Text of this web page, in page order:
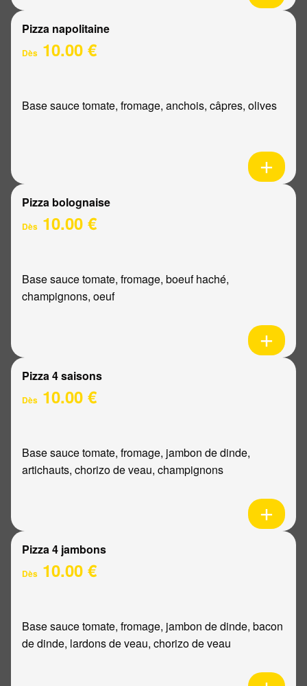
Pizza napolitaine
Dès 10.00 €
Base sauce tomate, fromage, anchois, câpres, olives
Pizza bolognaise
Dès 10.00 €
Base sauce tomate, fromage, boeuf haché,
champignons, oeuf
Pizza 4 saisons
Dès 10.00 €
Base sauce tomate, fromage, jambon de dinde,
artichauts, chorizo de veau, champignons
Pizza 4 jambons
Dès 10.00 €
Base sauce tomate, fromage, jambon de dinde, bacon
de dinde, lardons de veau, chorizo de veau